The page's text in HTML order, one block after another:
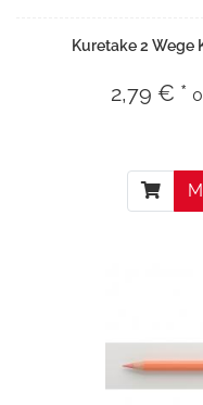
Kuretake 2 Wege
2,79 € *